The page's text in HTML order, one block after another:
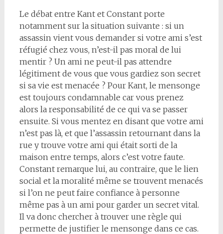
Le débat entre Kant et Constant porte
notamment sur la situation suivante : si un
assassin vient vous demander si votre ami s’est
réfugié chez vous, n’est-il pas moral de lui
mentir ? Un ami ne peut-il pas attendre
légitiment de vous que vous gardiez son secret
si sa vie est menacée ? Pour Kant, le mensonge
est toujours condamnable car vous prenez
alors la responsabilité de ce qui va se passer
ensuite. Si vous mentez en disant que votre ami
n’est pas là, et que l’assassin retournant dans la
rue y trouve votre ami qui était sorti de la
maison entre temps, alors c’est votre faute.
Constant remarque lui, au contraire, que le lien
social et la moralité même se trouvent menacés
si l’on ne peut faire confiance à personne
même pas à un ami pour garder un secret vital.
Il va donc chercher à trouver une règle qui
permette de justifier le mensonge dans ce cas.